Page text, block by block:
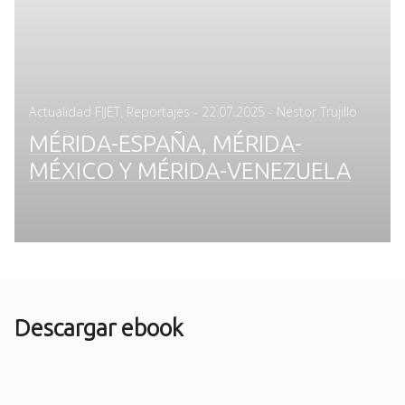
Actualidad FIJET Reportajes - Posted
22.07.2025 - Néstor Trujillo
MÉRIDA-ESPAÑA, MÉRIDA-
MÉXICO Y MÉRIDA-VENEZUELA
Descargar ebook